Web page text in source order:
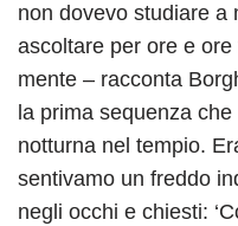
non dovevo studiare a
ascoltare per ore e
mente – racconta
la prima sequenza
notturna nel tempio.
sentivamo un freddo
negli occhi e chiesti: